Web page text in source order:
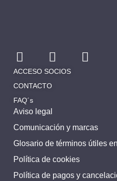
Aviso legal
Comunicación y marcas
Glosario de términos útiles
Política de cookies
Política de pagos y
ACCESO SOCIOS
CONTACTO
FAQ´s